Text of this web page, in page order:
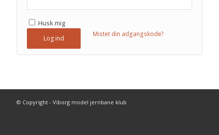
Husk mig
Log ind
Mistet din adgangskode?
© Copyright - Viborg model jernbane klub